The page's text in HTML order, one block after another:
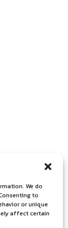
We do
to
or unique
affect certain